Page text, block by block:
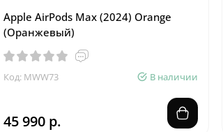
Apple AirPods Max (2024) Orange
(Оранжевый)
Код: MWW73 В наличии
45 990 р.